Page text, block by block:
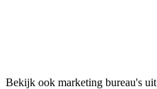
Bekijk ook marketing bureau's uit